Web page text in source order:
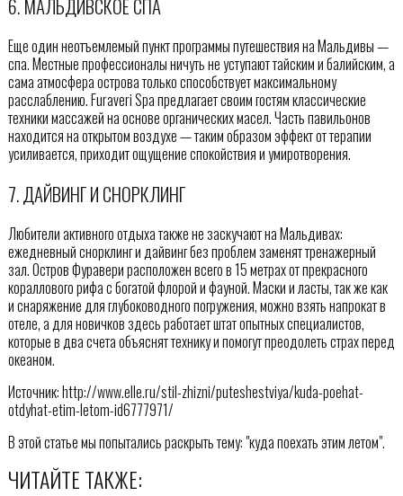
6. МАЛЬДИВСКОЕ СПА
Еще один неотъемлемый пункт программы путешествия на Мальдивы —
спа. Местные профессионалы ничуть не уступают тайским и балийским, а
сама атмосфера острова только способствует максимальному
расслаблению. Furaveri Spa предлагает своим гостям классические
техники массажей на основе органических масел. Часть павильонов
находится на открытом воздухе — таким образом эффект от терапии
усиливается, приходит ощущение спокойствия и умиротворения.
7. ДАЙВИНГ И СНОРКЛИНГ
Любители активного отдыха также не заскучают на Мальдивах:
ежедневный снорклинг и дайвинг без проблем заменят тренажерный
зал. Остров Фуравери расположен всего в 15 метрах от прекрасного
кораллового рифа с богатой флорой и фауной. Маски и ласты, так же как
и снаряжение для глубоководного погружения, можно взять напрокат в
отеле, а для новичков здесь работает штат опытных специалистов,
которые в два счета объяснят технику и помогут преодолеть страх перед
океаном.
Источник: http://www.elle.ru/stil-zhizni/puteshestviya/kuda-poehat-
otdyhat-etim-letom-id6777971/
В этой статье мы попытались раскрыть тему: "куда поехать этим летом".
ЧИТАЙТЕ ТАКЖЕ: